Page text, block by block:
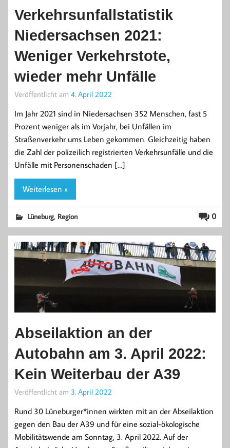
Verkehrsunfallstatistik
Niedersachsen 2021:
Weniger Verkehrstote,
wieder mehr Unfälle
Veröffentlicht am 4. April 2022
Im Jahr 2021 sind in Niedersachsen 352 Menschen, fast 5
Prozent weniger als im Vorjahr, bei Unfällen im
Straßenverkehr ums Leben gekommen. Gleichzeitig haben
die Zahl der polizeilich registrierten Verkehrsunfälle und die
Unfälle mit Personenschaden […]
Weiterlesen »
0
Lüneburg, Region
Abseilaktion an der
Autobahn am 3. April 2022:
Kein Weiterbau der A39
Veröffentlicht am 3. April 2022
Rund 30 Lüneburger*innen wirkten mit an der Abseilaktion
gegen den Bau der A39 und für eine sozial-ökologische
Mobilitätswende am Sonntag, 3. April 2022. Auf der